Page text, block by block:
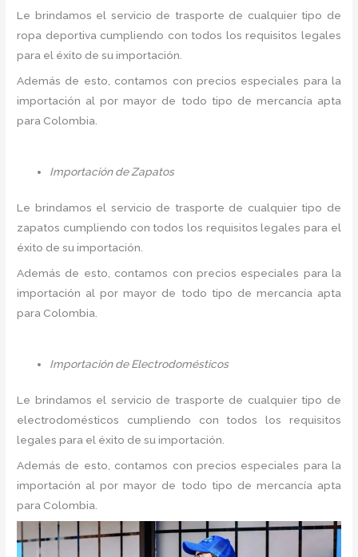
Le brindamos el servicio de trasporte de cualquier tipo de
ropa deportiva cumpliendo con todos los requisitos legales
para el éxito de su importación.
Además de esto, contamos con precios especiales para la
importación al por mayor de todo tipo de mercancía apta
para Colombia.
Importación de Zapatos
Le brindamos el servicio de trasporte de cualquier tipo de
zapatos cumpliendo con todos los requisitos legales para el
éxito de su importación.
Además de esto, contamos con precios especiales para la
importación al por mayor de todo tipo de mercancía apta
para Colombia.
Importación de Electrodomésticos
Le brindamos el servicio de trasporte de cualquier tipo de
electrodomésticos cumpliendo con todos los requisitos
legales para el éxito de su importación.
Además de esto, contamos con precios especiales para la
importación al por mayor de todo tipo de mercancía apta
para Colombia.